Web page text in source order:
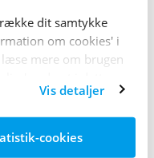
dit samtykke
om cookies' i
mere om brugen
Vis detaljer
cookies